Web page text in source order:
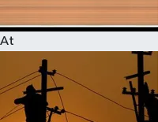
At